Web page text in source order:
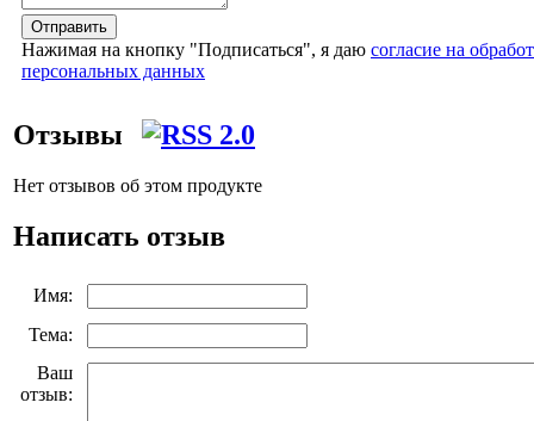
Отправить
Нажимая на кнопку "Подписаться", я даю согласие на
персональных данных
Отзывы
Нет отзывов об этом продукте
Написать отзыв
Имя:
Тема:
Ваш
отзыв: